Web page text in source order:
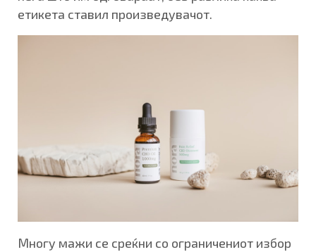
етикета ставил произведувачот.
Многу мажи се среќни со ограничениот избор